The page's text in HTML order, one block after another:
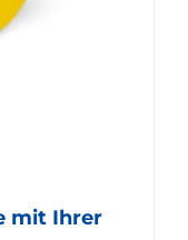
mit Ihrer